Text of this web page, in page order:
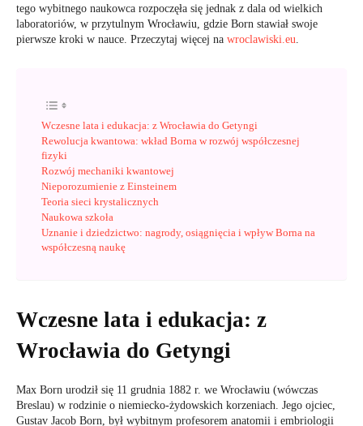
tego wybitnego naukowca rozpoczęła się jednak z dala od wielkich
laboratoriów, w przytulnym Wrocławiu, gdzie Born stawiał swoje
pierwsze kroki w nauce. Przeczytaj więcej na wroclawiski.eu.
Wczesne lata i edukacja: z Wrocławia do Getyngi
Rewolucja kwantowa: wkład Borna w rozwój współczesnej
fizyki
Rozwój mechaniki kwantowej
Nieporozumienie z Einsteinem
Teoria sieci krystalicznych
Naukowa szkoła
Uznanie i dziedzictwo: nagrody, osiągnięcia i wpływ Borna na
współczesną naukę
Wczesne lata i edukacja: z
Wrocławia do Getyngi
Max Born urodził się 11 grudnia 1882 r. we Wrocławiu (wówczas
Breslau) w rodzinie o niemiecko-żydowskich korzeniach. Jego ojciec,
Gustav Jacob Born, był wybitnym profesorem anatomii i embriologii